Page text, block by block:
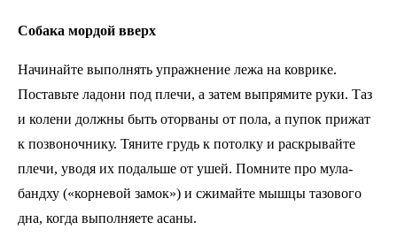
Собака мордой вверх
Начинайте выполнять упражнение лежа на коврике.
Поставьте ладони под плечи, а затем выпрямите руки. Таз
и колени должны быть оторваны от пола, а пупок прижат
к позвоночнику. Тяните грудь к потолку и раскрывайте
плечи, уводя их подальше от ушей. Помните про мула-
бандху («корневой замок») и сжимайте мышцы тазового
дна, когда выполняете асаны.